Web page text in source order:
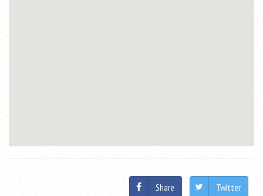
Share Twitter